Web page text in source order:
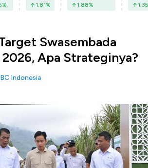
% 1.81% 1.88% 1.35
Swasembada
Apa Strateginya?
Indonesia